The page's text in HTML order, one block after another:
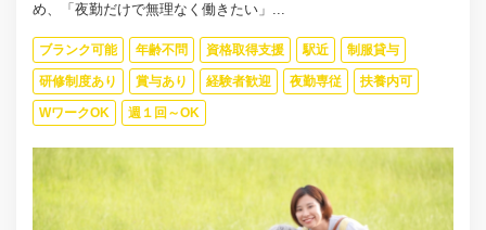
め、「夜勤だけで無理なく働きたい」...
ブランク可能 年齢不問 資格取得支援 駅近 制服貸与
研修制度あり 賞与あり 経験者歓迎 夜勤専従 扶養内可
WワークOK 週１回～OK